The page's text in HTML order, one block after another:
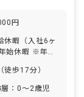
円
休暇（入社6ヶ
始休暇 ※年間
徒歩17分）
児年齢層：0～2歳児